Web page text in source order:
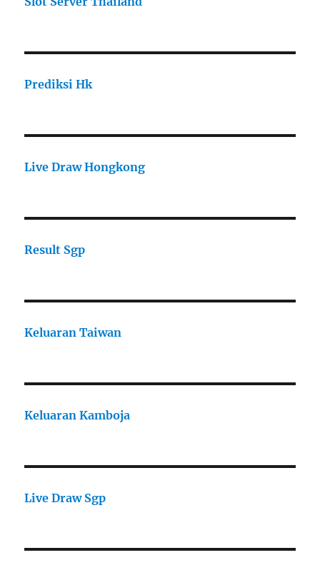
Prediksi Hk
Live Draw Hongkong
Result Sgp
Keluaran Taiwan
Keluaran Kamboja
Live Draw Sgp